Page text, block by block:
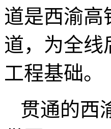
道是西渝高
道，为全线
工程基础。
贯通的西